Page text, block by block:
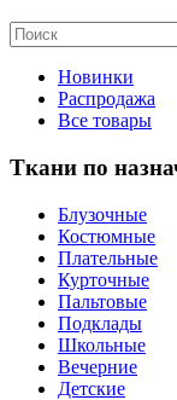
Новинки
Распродажа
Все товары
Ткани по
Блузочные
Костюмные
Плательные
Курточные
Пальтовые
Подклады
Школьные
Вечерние
Детские